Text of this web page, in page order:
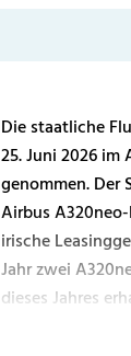
Die staatliche
25. Juni 2026
genommen. Der
Airbus
irische
Jahr zwei
dieses Jahres